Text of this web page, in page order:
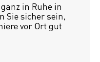
in Ruhe in
Sie sicher sein,
vor Ort gut